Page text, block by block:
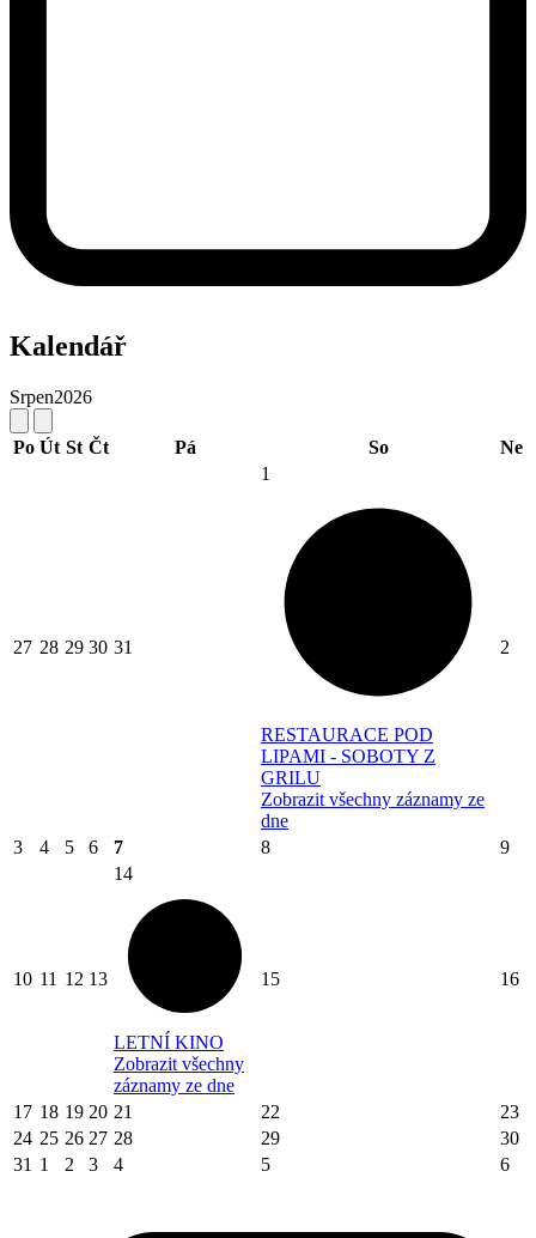
Kalendář
Srpen2026
Po Út St Čt Pá So Ne
27 28 29 30 31
1
RESTAURACE POD
LIPAMI - SOBOTY Z
GRILU
Zobrazit všechny záznamy ze
dne
2
3 4 5 6 7 8 9
10 11 12 13
14
LETNÍ KINO
Zobrazit všechny
záznamy ze dne
15 16
17 18 19 20 21 22
23
24 25 26 27 28 29
30
31 1 2 3 4 5 6